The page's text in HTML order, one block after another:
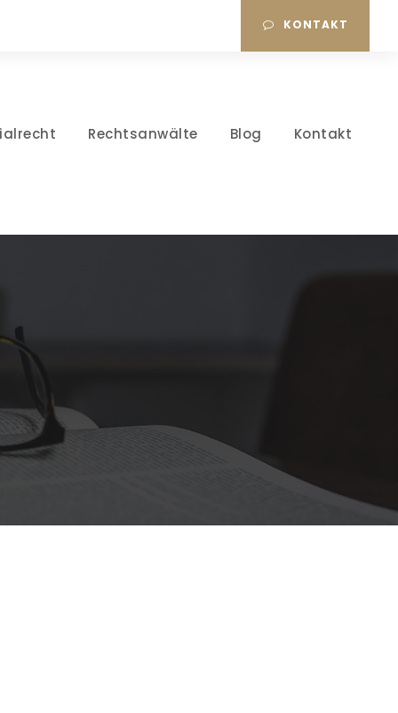
KONTAKT
Rechtsanwälte Blog Kontakt